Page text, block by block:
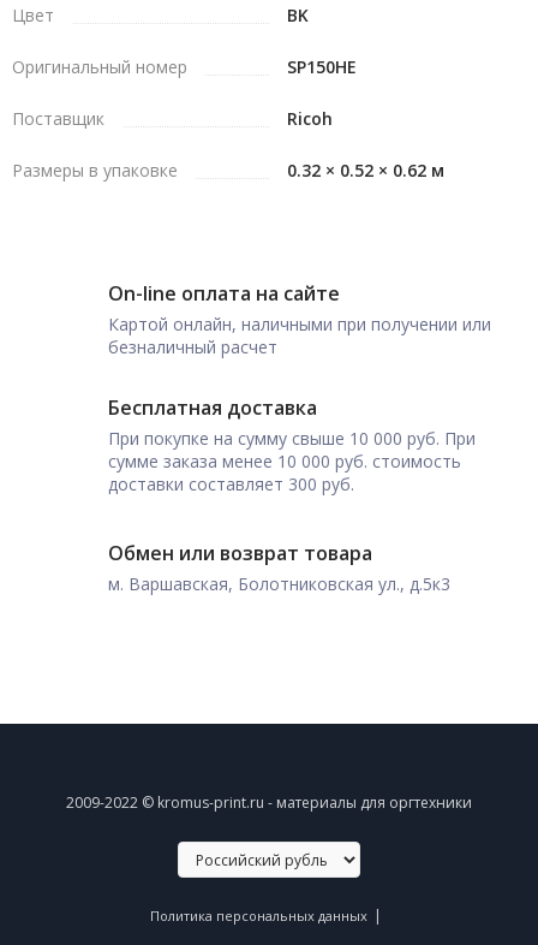
Цвет BK
Оригинальный номер SP150HE
Поставщик Ricoh
Размеры в упаковке 0.32 × 0.52 × 0.62 м
On-line оплата на сайте
Картой онлайн, наличными при получении или
безналичный расчет
Бесплатная доставка
При покупке на сумму свыше 10 000 руб. При
сумме заказа менее 10 000 руб. стоимость
доставки составляет 300 руб.
Обмен или возврат товара
м. Варшавская, Болотниковская ул., д.5к3
2009-2022 © kromus-print.ru - материалы для оргтехники
Политика персональных данных |